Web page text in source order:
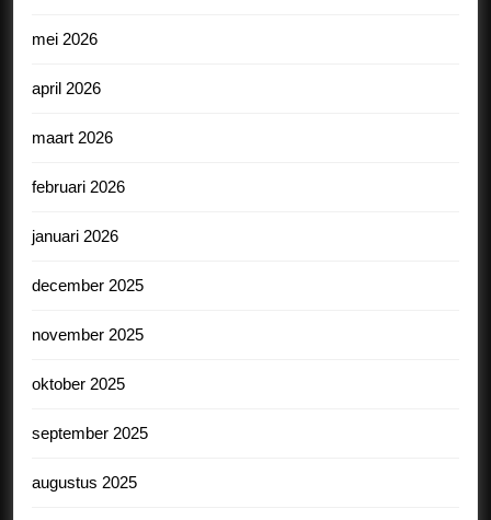
mei 2026
april 2026
maart 2026
februari 2026
januari 2026
december 2025
november 2025
oktober 2025
september 2025
augustus 2025